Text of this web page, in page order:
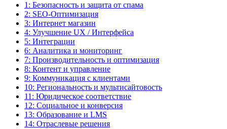
1: Безопасность и защита от спама
2: SEO-Оптимизация
3: Интернет магазин
4: Улучшение UX / Интерфейса
5: Интеграции
6: Аналитика и мониторинг
7: Производительность и оптимизация
8: Контент и управление
9: Коммуникация с клиентами
10: Региональность и мультисайтовость
11: Юридическое соответствие
12: Социальное и конверсия
13: Образование и LMS
14: Отраслевые решения